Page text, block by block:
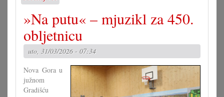
Rješenje
velike
križaljke
za
misec
marc
»Na putu« – mjuzikl za 450.
obljetnicu
uto, 31/03/2026 - 07:34
Nova Gora u
južnom
Gradišću